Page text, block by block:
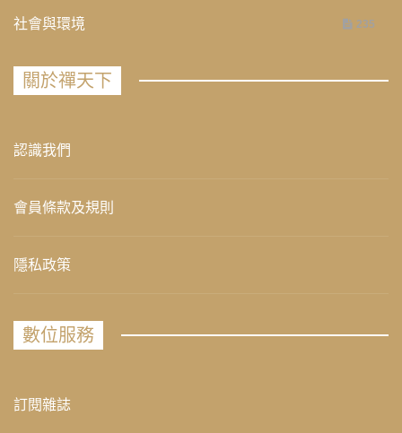
社會與環境 235
關於禪天下
認識我們
會員條款及規則
隱私政策
數位服務
訂閱雜誌